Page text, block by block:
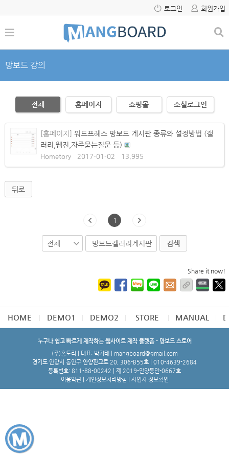
로그인 회원가입
망보드 강의
전체 홈페이지 쇼핑몰 소셜로그인
[홈페이지] 워드프레스 망보드 게시판 종류와 설정방법 (갤
러리,웹진,자주묻는질문 등)
Hometory 2017-01-02 13,995
뒤로
1
검색
Share it now!
HOME DEMO1 DEMO2 STORE MANUAL
누구나 쉽고 빠르게 제작하는 웹사이트 제작 플랫폼 - 망보드 스토어
(주)홈토리 | 대표: 박기태 | mangboard@gmail.com
경기도 안양시 동안구 안양판교로 20, 306-B55호 | 010-4639-2684
등록번호: 811-88-00242 | 제 2019-안양동안-0667호
이용약관| 개인정보처리방침 사업자 정보확인